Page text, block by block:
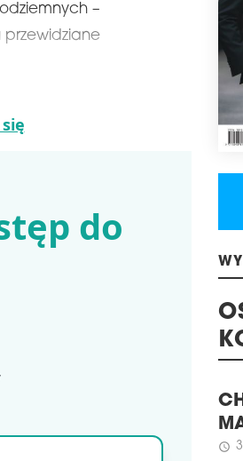
–
przewidziane
do
do
schedule
schedule